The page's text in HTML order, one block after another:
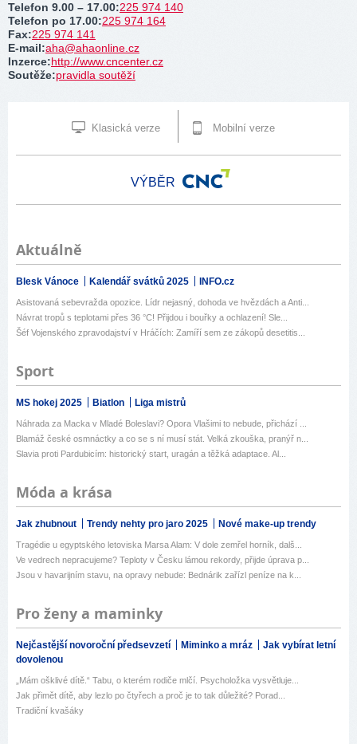
Telefon 9.00 – 17.00:225 974 140
Telefon po 17.00:225 974 164
Fax:225 974 141
E-mail:aha@ahaonline.cz
Inzerce:http://www.cncenter.cz
Soutěže:pravidla soutěží
Klasická verze Mobilní verze
VÝBĚR
Aktuálně
Blesk Vánoce Kalendář svátků 2025 INFO.cz
Asistovaná sebevražda opozice. Lídr nejasný, dohoda ve hvězdách a Anti...
Návrat tropů s teplotami přes 36 °C! Přijdou i bouřky a ochlazení! Sle...
Šéf Vojenského zpravodajství v Hráčích: Zamíří sem ze zákopů desetitis...
Sport
MS hokej 2025 Biatlon Liga mistrů
Náhrada za Macka v Mladé Boleslavi? Opora Vlašimi to nebude, přichází ...
Blamáž české osmnáctky a co se s ní musí stát. Velká zkouška, pranýř n...
Slavia proti Pardubicím: historický start, uragán a těžká adaptace. Al...
Móda a krása
Jak zhubnout Trendy nehty pro jaro 2025 Nové make-up trendy
Tragédie u egyptského letoviska Marsa Alam: V dole zemřel horník, dalš...
Ve vedrech nepracujeme? Teploty v Česku lámou rekordy, přijde úprava p...
Jsou v havarijním stavu, na opravy nebude: Bednárik zařízl peníze na k...
Pro ženy a maminky
Nejčastější novoroční předsevzetí Miminko a mráz
Jak vybírat letní
dovolenou
„Mám ošklivé dítě.“ Tabu, o kterém rodiče mlčí. Psycholožka vysvětluje...
Jak přimět dítě, aby lezlo po čtyřech a proč je to tak důležité? Porad...
Tradiční kvašáky